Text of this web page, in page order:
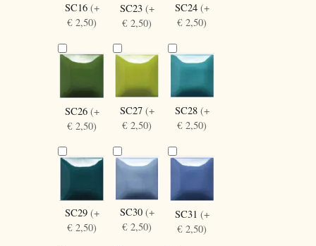
SC16 (+
€ 2,50)
SC23 (+
€ 2,50)
SC24 (+
€ 2,50)
SC26 (+
€ 2,50)
SC27 (+
€ 2,50)
SC28 (+
€ 2,50)
SC29 (+
€ 2,50)
SC30 (+
€ 2,50)
SC31 (+
€ 2,50)